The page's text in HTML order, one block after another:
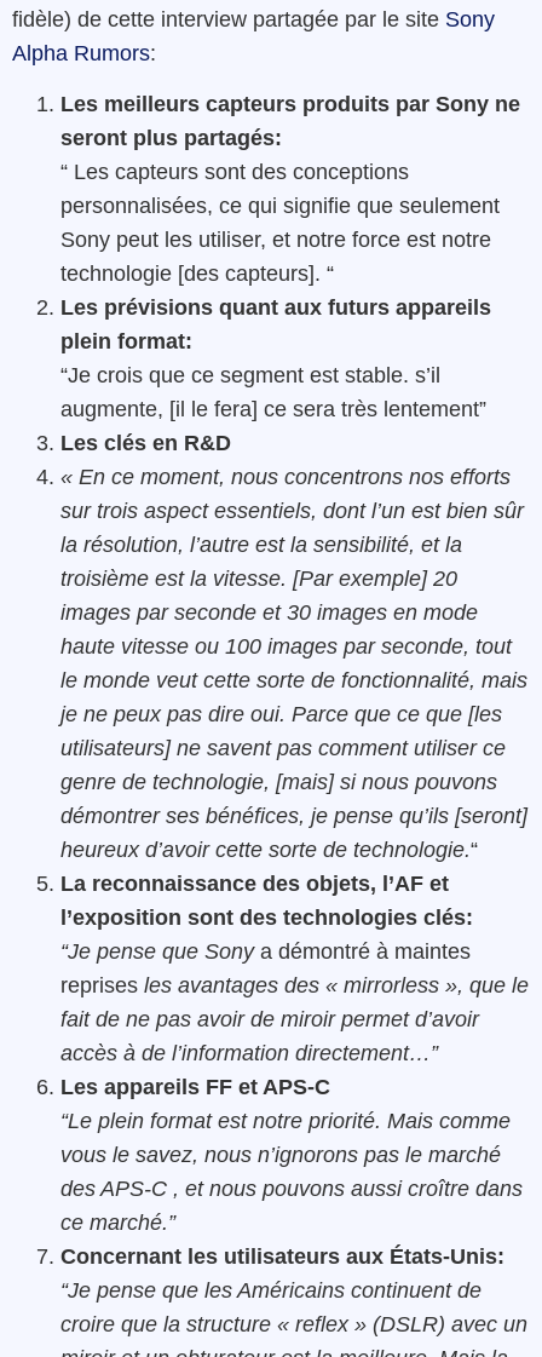
fidèle) de cette interview partagée par le site Sony
Alpha Rumors:
Les meilleurs capteurs produits par Sony ne
seront plus partagés:
“ Les capteurs sont des conceptions
personnalisées, ce qui signifie que seulement
Sony peut les utiliser, et notre force est notre
technologie [des capteurs]. “
Les prévisions quant aux futurs appareils
plein format:
“Je crois que ce segment est stable. s’il
augmente, [il le fera] ce sera très lentement”
Les clés en R&D
« En ce moment, nous concentrons nos efforts
sur trois aspect essentiels, dont l’un est bien sûr
la résolution, l’autre est la sensibilité, et la
troisième est la vitesse. [Par exemple] 20
images par seconde et 30 images en mode
haute vitesse ou 100 images par seconde, tout
le monde veut cette sorte de fonctionnalité, mais
je ne peux pas dire oui. Parce que ce que [les
utilisateurs] ne savent pas comment utiliser ce
genre de technologie, [mais] si nous pouvons
démontrer ses bénéfices, je pense qu’ils [seront]
heureux d’avoir cette sorte de technologie.“
La reconnaissance des objets, l’AF et
l’exposition sont des technologies clés:
“Je pense que Sony a démontré à maintes
reprises les avantages des « mirrorless », que le
fait de ne pas avoir de miroir permet d’avoir
accès à de l’information directement…”
Les appareils FF et APS-C
“Le plein format est notre priorité. Mais comme
vous le savez, nous n’ignorons pas le marché
des APS-C , et nous pouvons aussi croître dans
ce marché.”
Concernant les utilisateurs aux États-Unis:
“Je pense que les Américains continuent de
croire que la structure « reflex » (DSLR) avec un